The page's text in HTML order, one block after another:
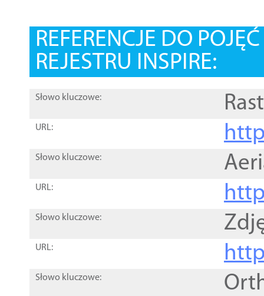
REFERENCJE DO
REJESTRU INSPIRE:
Słowo kluczowe:
URL:
Słowo kluczowe:
URL:
Słowo kluczowe:
URL:
Słowo kluczowe: